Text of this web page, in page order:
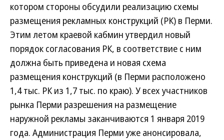
котором стороны обсудили реализацию схемы
размещения рекламных конструкций (РК) в Перми.
Этим летом краевой кабмин утвердил новый
порядок согласования РК, в соответствие с ним
должна быть приведена и новая схема
размещения конструкций (в Перми расположено
1,4 тыс. РК из 1,7 тыс. по краю). У всех участников
рынка Перми разрешения на размещение
наружной рекламы заканчиваются 1 января 2019
года. Администрация Перми уже анонсировала,